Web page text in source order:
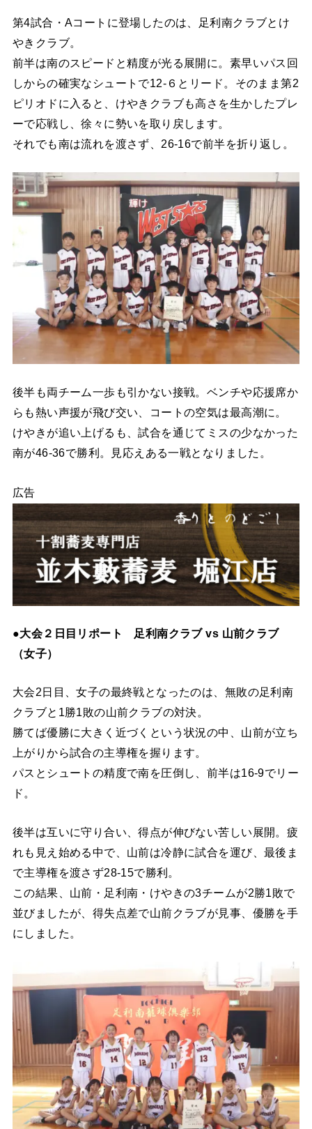
第4試合・Aコートに登場したのは、足利南クラブとけ
やきクラブ。
前半は南のスピードと精度が光る展開に。素早いパス回
しからの確実なシュートで12-６とリード。そのまま第2
ピリオドに入ると、けやきクラブも高さを生かしたプレ
ーで応戦し、徐々に勢いを取り戻します。
それでも南は流れを渡さず、26-16で前半を折り返し。
後半も両チーム一歩も引かない接戦。ベンチや応援席か
らも熱い声援が飛び交い、コートの空気は最高潮に。
けやきが追い上げるも、試合を通じてミスの少なかった
南が46-36で勝利。見応えある一戦となりました。
広告
●大会２日目リポート 足利南クラブ vs 山前クラブ
（女子）
大会2日目、女子の最終戦となったのは、無敗の足利南
クラブと1勝1敗の山前クラブの対決。
勝てば優勝に大きく近づくという状況の中、山前が立ち
上がりから試合の主導権を握ります。
パスとシュートの精度で南を圧倒し、前半は16-9でリー
ド。
後半は互いに守り合い、得点が伸びない苦しい展開。疲
れも見え始める中で、山前は冷静に試合を運び、最後ま
で主導権を渡さず28-15で勝利。
この結果、山前・足利南・けやきの3チームが2勝1敗で
並びましたが、得失点差で山前クラブが見事、優勝を手
にしました。